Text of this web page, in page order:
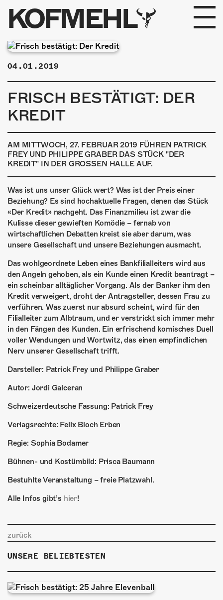
KOFMEHL
PROGRAMM
FABRIKGEFLÜSTER
GALERIE
PHOTOMAT
INFOS
KONTAKT
ÜBER UNS
GÖNNEREI
SHOP
MITMACHEN
04.01.2019
FRISCH BESTÄTIGT: DER
KREDIT
AM MITTWOCH, 27. FEBRUAR 2019 FÜHREN PATRICK
FREY UND PHILIPPE GRABER DAS STÜCK "DER
KREDIT" IN DER GROSSEN HALLE AUF.
Was ist uns unser Glück wert? Was ist der Preis einer
Beziehung? Es sind hochaktuelle Fragen, denen das Stück
«Der Kredit» nachgeht. Das Finanzmilieu ist zwar die
Kulisse dieser gewieften Komödie – fernab von
wirtschaftlichen Debatten kreist sie aber darum, was
unsere Gesellschaft und unsere Beziehungen ausmacht.
Das wohlgeordnete Leben eines Bankfilialleiters wird aus
den Angeln gehoben, als ein Kunde einen Kredit beantragt –
ein scheinbar alltäglicher Vorgang. Als der Banker ihm den
Kredit verweigert, droht der Antragsteller, dessen Frau zu
verführen. Was zuerst nur absurd scheint, wird für den
Filialleiter zum Albtraum, und er verstrickt sich immer mehr
in den Fängen des Kunden. Ein erfrischend komisches Duell
voller Wendungen und Wortwitz, das einen empfindlichen
Nerv unserer Gesellschaft trifft.
Darsteller: Patrick Frey und Philippe Graber
Autor: Jordi Galceran
Schweizerdeutsche Fassung: Patrick Frey
Verlagsrechte: Felix Bloch Erben
Regie: Sophia Bodamer
Bühnen- und Kostümbild: Prisca Baumann
Bestuhlte Veranstaltung – freie Platzwahl.
Alle Infos gibt’s hier!
zurück
UNSERE BELIEBTESTEN